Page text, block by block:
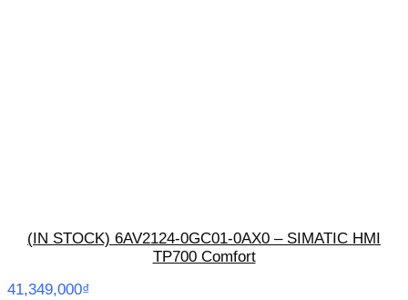
(IN STOCK) 6AV2124-0GC01-0AX0 – SIMATIC HMI
TP700 Comfort
41,349,000₫